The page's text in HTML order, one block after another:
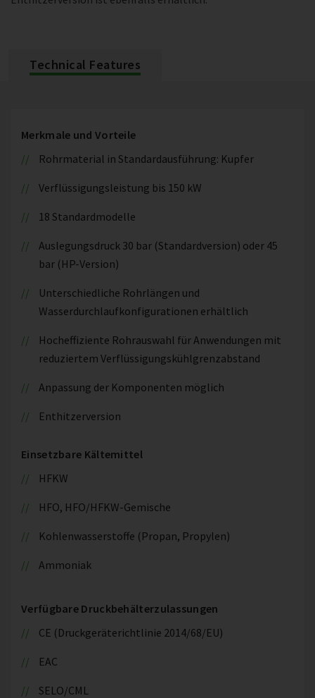
Technical Features
Merkmale und Vorteile
Rohrmaterial in Standardausführung: Kupfer
Verflüssigungsleistung bis 150 kW
18 Standardmodelle
Auslegungsdruck 30 bar (Standardversion) oder 45
bar (HP-Version)
Unterschiedliche Rohrlängen und
Wasserdurchlaufkonfigurationen erhältlich
Hocheffiziente Rohrauswahl für Anwendungen mit
reduziertem Verflüssigungskühlgrenzabstand
Anpassung der Komponenten möglich
Enthitzerversion
Einsetzbare Kältemittel
HFKW
HFO, HFO/HFKW-Gemische
Kohlenwasserstoffe (Propan, Propylen)
Ammoniak
Verfügbare Druckbehälterzulassungen
CE (Druckgeräterichtlinie 2014/68/EU)
EAC
SELO/CML